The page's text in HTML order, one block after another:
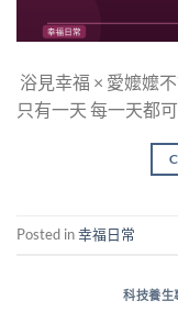
浴見幸福 × 愛嬤嬤
只有一天 每一天都
Posted in幸福日常
科技養生